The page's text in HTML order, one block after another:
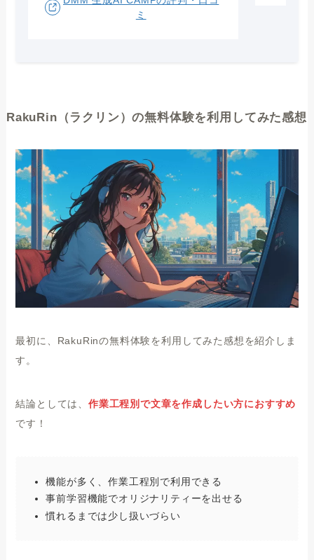
ミ
RakuRin（ラクリン）の無料体験を利用してみた感想
最初に、RakuRinの無料体験を利用してみた感想を紹介しま
す。
結論としては、作業工程別で文章を作成したい方におすすめ
です！
機能が多く、作業工程別で利用できる
事前学習機能でオリジナリティーを出せる
慣れるまでは少し扱いづらい